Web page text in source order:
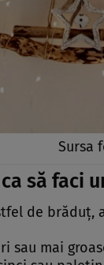
Sursa
să faci
de brăduț,
sau mai